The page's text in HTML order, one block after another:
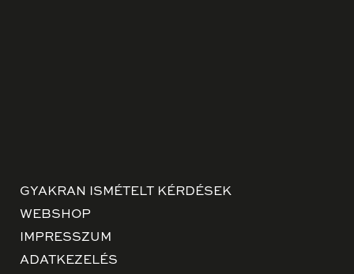
GYAKRAN ISMÉTELT KÉRDÉSEK
WEBSHOP
IMPRESSZUM
ADATKEZELÉS